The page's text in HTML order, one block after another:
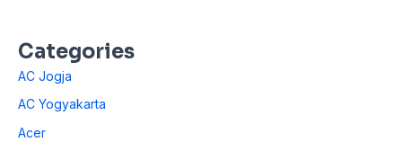
Categories
AC Jogja
AC Yogyakarta
Acer